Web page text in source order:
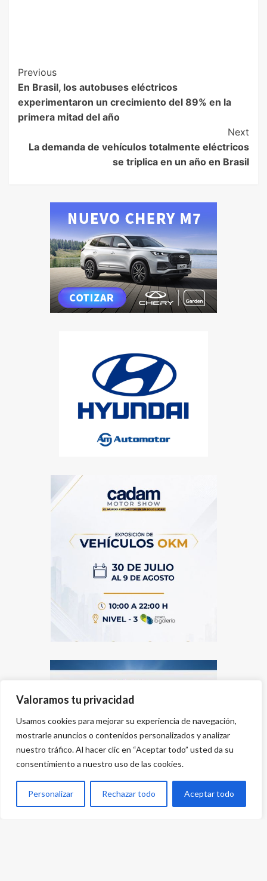
Valoramos tu privacidad
Usamos cookies para mejorar su experiencia de navegación,
mostrarle anuncios o contenidos personalizados y analizar
nuestro tráfico. Al hacer clic en “Aceptar todo” usted da su
consentimiento a nuestro uso de las cookies.
Personalizar Rechazar todo Aceptar todo
Previous
En Brasil, los autobuses eléctricos
experimentaron un crecimiento del 89% en la
primera mitad del año
Next
La demanda de vehículos totalmente eléctricos
se triplica en un año en Brasil